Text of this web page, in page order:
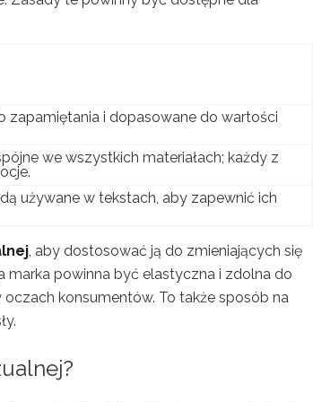
zapamiętania i dopasowane do wartości
we wszystkich materiałach; każdy z
używane w tekstach, aby zapewnić ich
, aby dostosować ją do zmieniających się
marka powinna być elastyczna i zdolna do
konsumentów. To także sposób na